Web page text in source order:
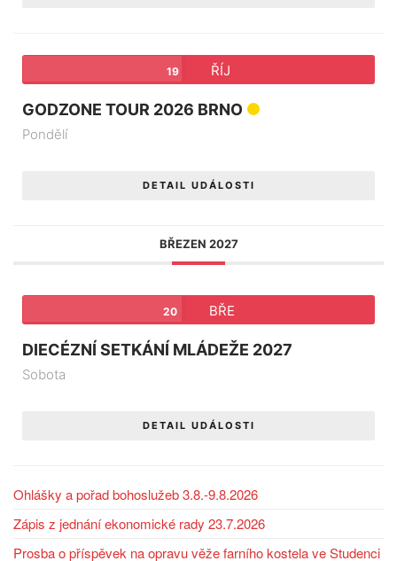
19 ŘÍJ
GODZONE TOUR 2026 BRNO
Pondělí
DETAIL UDÁLOSTI
BŘEZEN 2027
20 BŘE
DIECÉZNÍ SETKÁNÍ MLÁDEŽE 2027
Sobota
DETAIL UDÁLOSTI
Ohlášky a pořad bohoslužeb 3.8.-9.8.2026
Zápis z jednání ekonomické rady 23.7.2026
Prosba o příspěvek na opravu věže farního kostela ve Studenci